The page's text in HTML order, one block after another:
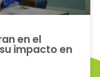
en el
impacto en